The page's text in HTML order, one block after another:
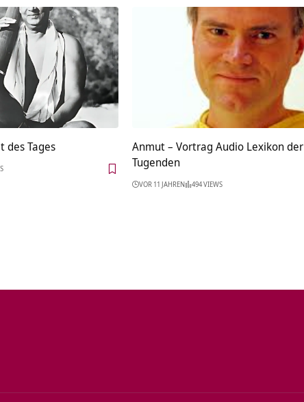
des Tages
Anmut – Vortrag Audio Lexikon der
Tugenden
VOR 11 JAHREN 494 VIEWS